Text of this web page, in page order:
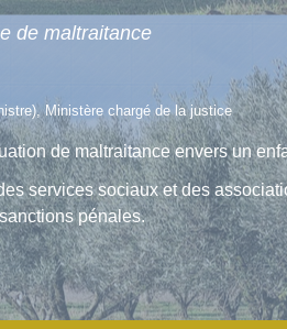
de maltraitance
Ministère chargé de la justice
de maltraitance envers un
services sociaux et des
pénales.